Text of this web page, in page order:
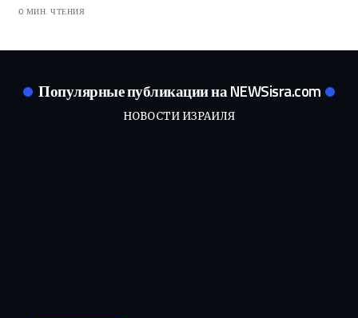
0 МИН. ЧТЕНИЯ
Популярные публикации на NEWSisra.com
НОВОСТИ ИЗРАИЛЯ